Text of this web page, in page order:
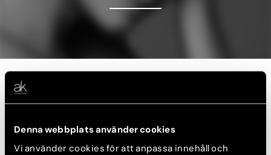
Denna webbplats använder cookies
Vi använder cookies för att anpassa innehåll och
FÖRE